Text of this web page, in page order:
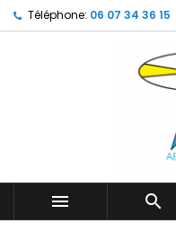
Téléphone: 06 07 34 36 15
 
My wishlists
Create new list
Créer une
Nom de la liste
Connexion
Vous devez être